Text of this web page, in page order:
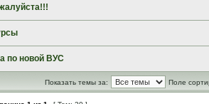
по новой ВУС
Показать темы за: Поле